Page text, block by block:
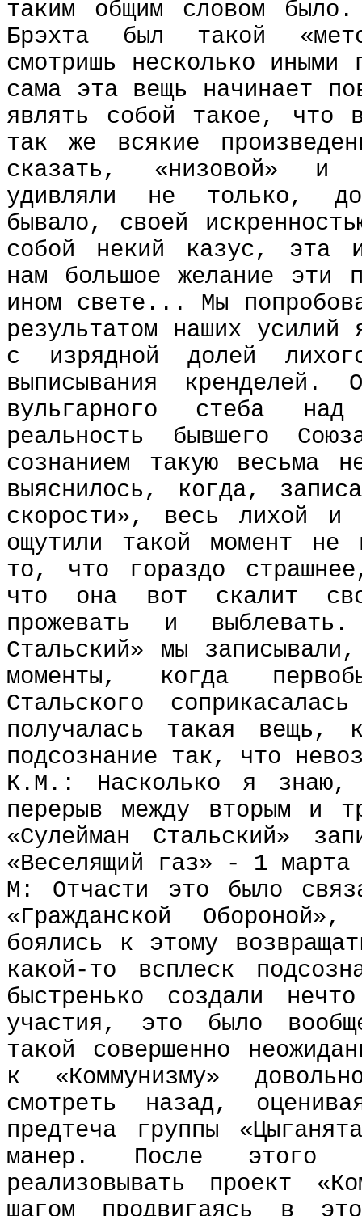
таким общим словом
Брэхта был такой
смотришь несколько
сама эта вещь начинает
являть собой такое, что
так же всякие
сказать, «низовой» и
удивляли не только,
бывало, своей
собой некий казус, эта
нам большое желание эти
ином свете... Мы
результатом наших усилий
с изрядной долей
выписывания
вульгарного стеба
реальность бывшего
сознанием такую весьма
выяснилось, когда,
скорости», весь лихой и
ощутили такой момент
то, что гораздо
что она вот скалит
прожевать и
Стальский» мы
моменты, когда
Стальского
получалась такая вещь,
подсознание так, что
К.М.: Насколько я знаю,
перерыв между вторым и
«Сулейман Стальский»
«Веселящий газ» - 1
М: Отчасти это было
«Гражданской
боялись к этому
какой-то всплеск
быстренько создали
участия, это было
такой совершенно
к «Коммунизму»
смотреть назад,
предтеча группы
манер. После этого
реализовывать проект